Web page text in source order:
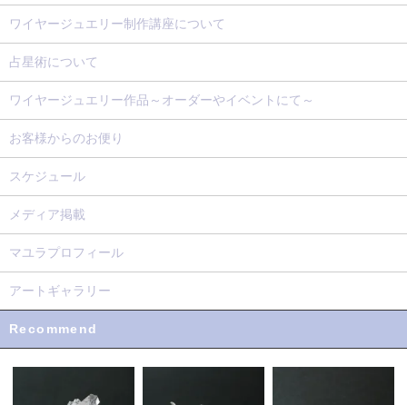
ワイヤージュエリー制作講座について
占星術について
ワイヤージュエリー作品～オーダーやイベントにて～
お客様からのお便り
スケジュール
メディア掲載
マユラプロフィール
アートギャラリー
Recommend